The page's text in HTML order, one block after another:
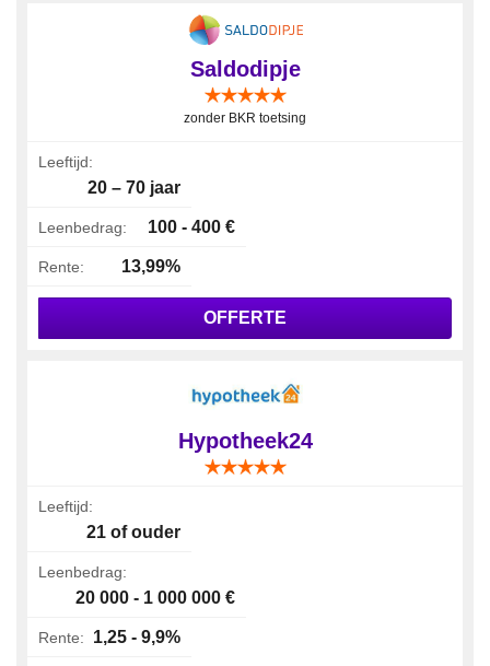
Saldodipje
zonder BKR toetsing
Leeftijd:
20 – 70 jaar
Leenbedrag: 100 - 400 €
Rente: 13,99%
OFFERTE
Hypotheek24
Leeftijd:
21 of ouder
Leenbedrag:
20 000 - 1 000 000 €
Rente: 1,25 - 9,9%